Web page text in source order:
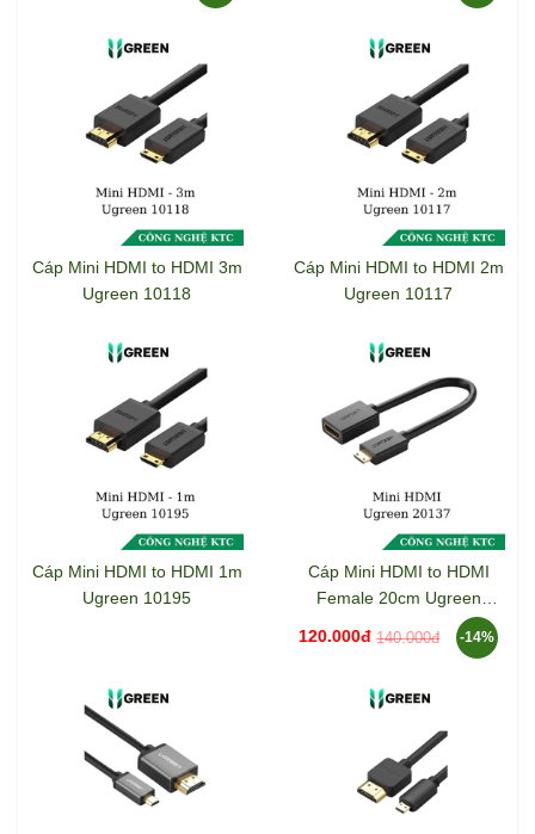
Cáp Mini HDMI to HDMI 3m
Ugreen 10118
Cáp Mini HDMI to HDMI 2m
Ugreen 10117
Cáp Mini HDMI to HDMI 1m
Ugreen 10195
Cáp Mini HDMI to HDMI
Female 20cm Ugreen
120.000đ 140.000đ -14%